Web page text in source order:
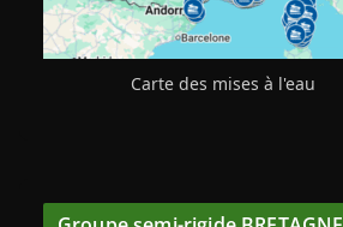
Carte des mises à l'eau